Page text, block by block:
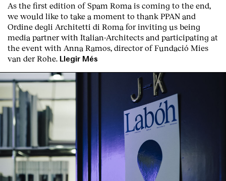
As the first edition ofSpam Roma is coming to the end,
we would like to take a moment to thank PPAN and
Ordine degli Architetti di Roma for inviting us being
media partner with Italian-Architects and participating at
the event with Anna Ramos, director ofFundació Mies
van der Rohe. Llegir Més